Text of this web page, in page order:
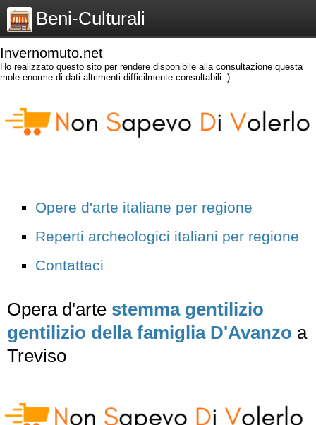
Beni-Culturali
Invernomuto.net
Ho realizzato questo sito per rendere disponibile alla consultazione questa
mole enorme di dati altrimenti difficilmente consultabili :)
Opere d'arte italiane per regione
Reperti archeologici italiani per regione
Contattaci
Opera d'arte stemma gentilizio
gentilizio della famiglia D'Avanzo a
Treviso